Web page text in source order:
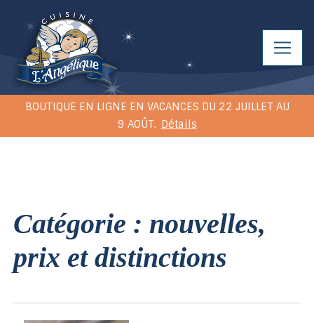
BOUTIQUE EN LIGNE EN VACANCES DU 22 JUILLET AU
9 AOÛT. Détails
catégorie : nouvelles,
prix et distinctions